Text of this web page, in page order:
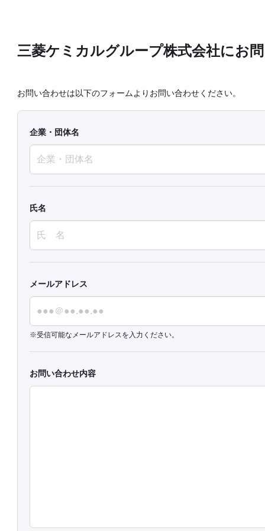
三菱ケミカルグループ株式会社にお
お問い合わせは以下のフォームよりお問い合わせください。
企業・団体名
氏名
メールアドレス
受信可能なメールアドレスを入力ください。
お問い合わせ内容